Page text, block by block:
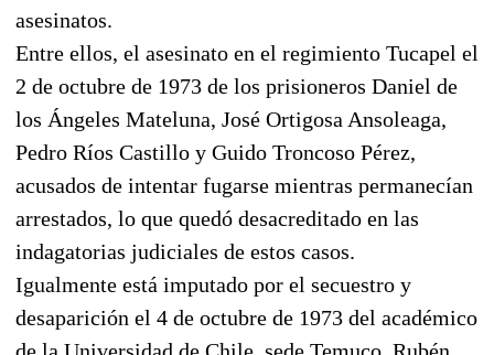
asesinatos.
Entre ellos, el asesinato en el regimiento Tucapel el
2 de octubre de 1973 de los prisioneros Daniel de
los Ángeles Mateluna, José Ortigosa Ansoleaga,
Pedro Ríos Castillo y Guido Troncoso Pérez,
acusados de intentar fugarse mientras permanecían
arrestados, lo que quedó desacreditado en las
indagatorias judiciales de estos casos.
Igualmente está imputado por el secuestro y
desaparición el 4 de octubre de 1973 del académico